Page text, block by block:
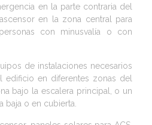
en la parte contraria del
en la zona central para
con minusvalía o con
de instalaciones necesarios
en diferentes zonas del
bajo la escalera principal, o un
baja o en cubierta.